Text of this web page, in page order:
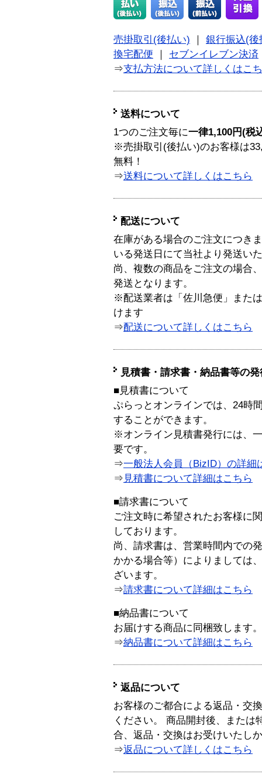
売掛取引(後払い)
銀行振込(後
換宅配便
セブンイレブン決済
⇒支払方法について詳しくはこ
送料について
1つのご注文毎に一律1,100円(税
※売掛取引(後払い)のお客様は
無料！
⇒送料について詳しくはこちら
配送について
在庫がある場合のご注文につき
いる発送日にて当社より発送い
尚、複数の商品をご注文の場合
発送となります。
※配送業者は「佐川急便」また
けます
⇒配送について詳しくはこちら
見積書・請求書・納品書等の
■見積書について
ぷらっとオンラインでは、24時
することができます。
※オンライン見積書発行には、
要です。
⇒一般法人会員（BizID）の詳細
⇒ 見積書について詳細はこちら
■請求書について
ご注文時に希望されたお客様に
しております。
尚、請求書は、営業時間内での
かかる場合等）によりましては
ざいます。
⇒請求書について詳細はこちら
■納品書について
お届けする商品に同梱致します。
⇒納品書について詳細はこちら
返品について
お客様のご都合による返品・交
ください。 商品開封後、または
合、返品・交換はお受けいたし
⇒返品について詳しくはこちら